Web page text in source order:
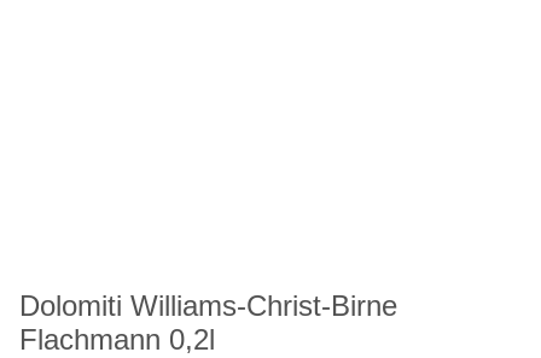
Dolomiti Williams-Christ-Birne
Flachmann 0,2l